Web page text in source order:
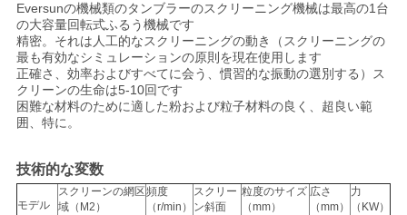
Eversunの機械類のタンブラーのスクリーニング機械は最高の1台
の大容量回転式ふるう機械です
精密。それは人工的なスクリーニングの動き（スクリーニングの
最も有効なシミュレーションの原則を現在使用します
正確さ、効率およびすべてに会う、慣習的な振動の選別する）ス
クリーンの生命は5-10回です
困難な材料のために適した粉および粒子材料の良く、超良い範
囲、特に。
技術的な変数
モデル
スクリーンの網区
域（M2）
頻度
（r/min）
スクリー
ン斜面
粒度のサイズ
（mm）
広さ
（mm）
力
（KW）